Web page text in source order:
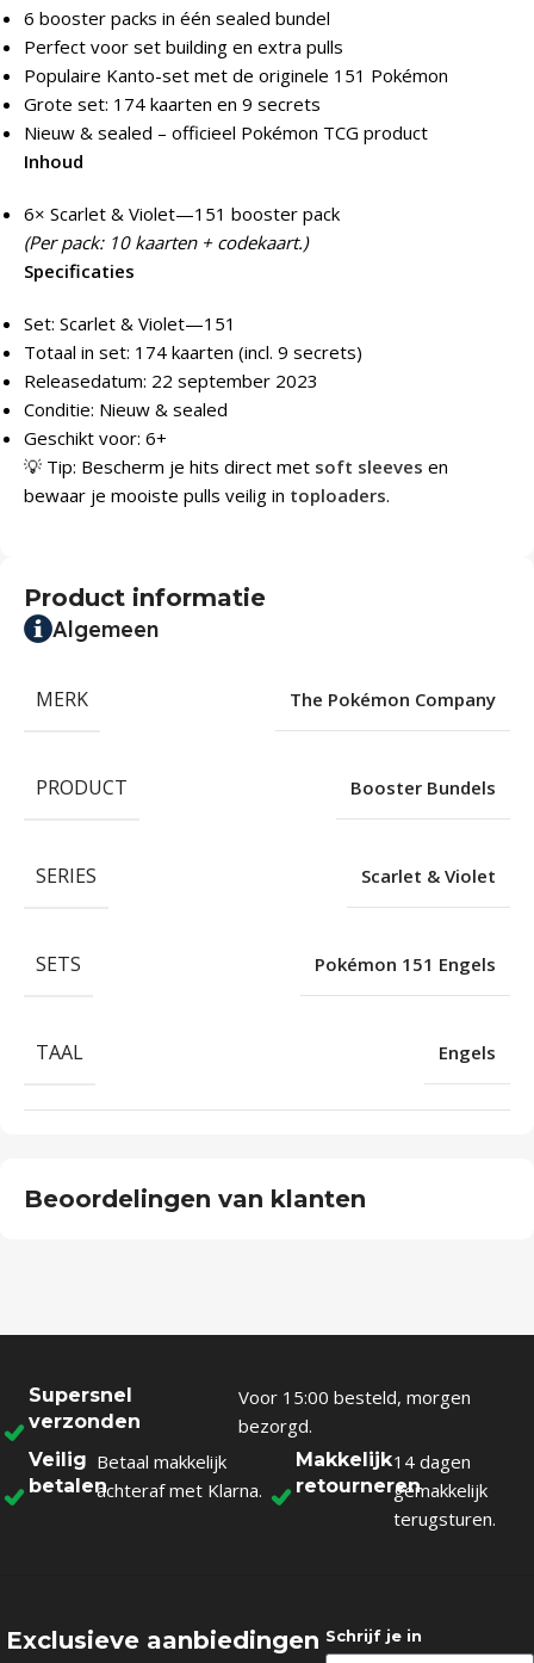
6 booster packs in één sealed bundel
Perfect voor set building en extra pulls
Populaire Kanto-set met de originele 151 Pokémon
Grote set: 174 kaarten en 9 secrets
Nieuw & sealed – officieel Pokémon TCG product
Inhoud
6× Scarlet & Violet—151 booster pack
(Per pack: 10 kaarten + codekaart.)
Specificaties
Set: Scarlet & Violet—151
Totaal in set: 174 kaarten (incl. 9 secrets)
Releasedatum: 22 september 2023
Conditie: Nieuw & sealed
Geschikt voor: 6+
💡 Tip: Bescherm je hits direct met soft sleeves en
bewaar je mooiste pulls veilig in toploaders.
Product informatie
Algemeen
MERK The Pokémon Company
PRODUCT Booster Bundels
SERIES Scarlet & Violet
SETS Pokémon 151 Engels
TAAL Engels
Beoordelingen van klanten
Supersnel
verzonden
Voor 15:00 besteld, morgen
bezorgd.
Veilig
betalen
Betaal makkelijk
achteraf met Klarna.
Makkelijk
retourneren
14 dagen
gemakkelijk
terugsturen.
Exclusieve aanbiedingen Schrijf je in